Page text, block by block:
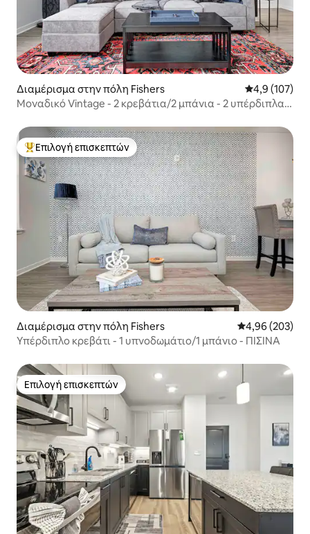
Διαμέρισμα στην πόλη Fishers Μέση
4,9 (107)
Μοναδικό Vintage - 2 κρεβάτια/2 μπάνια - 2 υπέρδιπλα
Κορυφαία επιλογή επισκεπτών
Επιλογή επισκεπτών
Διαμέρισμα στην πόλη Fishers Μέση
4,96 (203)
Υπέρδιπλο κρεβάτι - 1 υπνοδωμάτιο/1 μπάνιο - ΠΙΣΊΝΑ
Επιλογή επισκεπτών
Επιλογή επισκεπτών